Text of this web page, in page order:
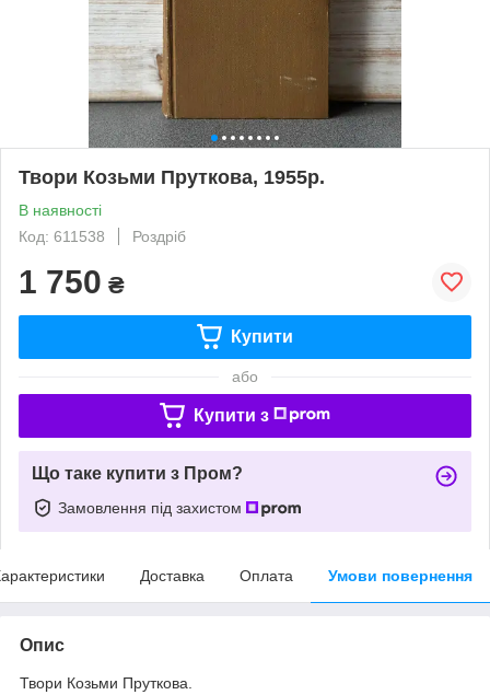
Твори Козьми Пруткова, 1955р.
В наявності
Код: 611538
Роздріб
1 750 ₴
Купити
або
Купити з
Що таке купити з Пром?
Замовлення під захистом
Доставка Оплата Умови повернення
Опис
Твори Козьми Пруткова.